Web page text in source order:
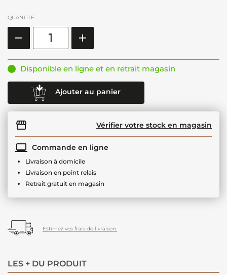
QUANTITÉ
Disponible en ligne et en retrait magasin
Ajouter au panier
Vérifier votre stock en magasin
Commande en ligne
Livraison à domicile
Livraison en point relais
Retrait gratuit en magasin
Estimez vos frais de livraison.
LES + DU PRODUIT